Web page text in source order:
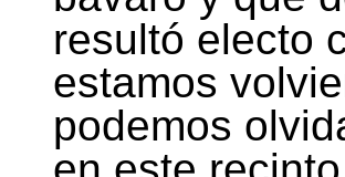
resultó electo
estamos
podemos